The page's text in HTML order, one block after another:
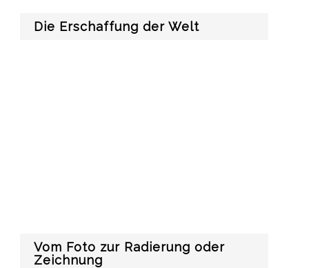
Die Erschaffung der Welt
Vom Foto zur Radierung oder
Zeichnung